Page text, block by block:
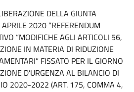
DELLA GIUNTA
2020 “REFERENDUM
“MODIFICHE AGLI ARTICOLI 56,
IN MATERIA DI RIDUZIONE
FISSATO PER IL GIORNO
D’URGENZA AL BILANCIO DI
2020-2022 (ART. 175, COMMA 4,